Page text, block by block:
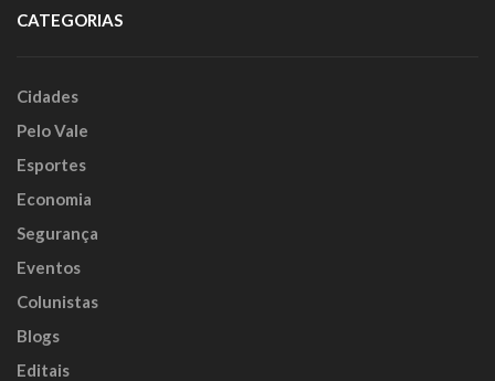
CATEGORIAS
Cidades
Pelo Vale
Esportes
Economia
Segurança
Eventos
Colunistas
Blogs
Editais